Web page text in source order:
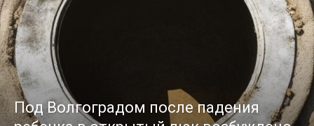
Под Волгоградом после падения